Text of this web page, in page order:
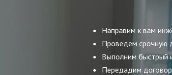
Направим к вам
Проведем срочную
Выполним быстрый
Передадим